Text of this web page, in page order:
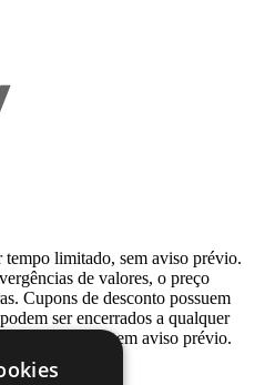
limitado, sem aviso prévio.
de valores, o preço
Cupons de desconto possuem
ser encerrados a qualquer
e sem aviso prévio.